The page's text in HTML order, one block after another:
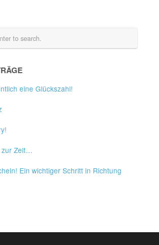
eine Glückszahl!
zur Zeit…
Ein wichtiger Schritt in Richtung